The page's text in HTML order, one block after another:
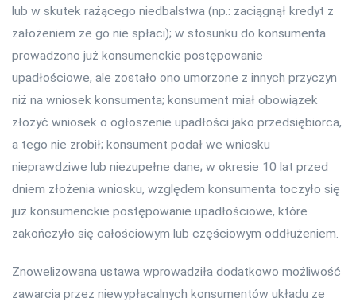
lub w skutek rażącego niedbalstwa (np.: zaciągnął kredyt z
założeniem ze go nie spłaci); w stosunku do konsumenta
prowadzono już konsumenckie postępowanie
upadłościowe, ale zostało ono umorzone z innych przyczyn
niż na wniosek konsumenta; konsument miał obowiązek
złożyć wniosek o ogłoszenie upadłości jako przedsiębiorca,
a tego nie zrobił; konsument podał we wniosku
nieprawdziwe lub niezupełne dane; w okresie 10 lat przed
dniem złożenia wniosku, względem konsumenta toczyło się
już konsumenckie postępowanie upadłościowe, które
zakończyło się całościowym lub częściowym oddłużeniem.
Znowelizowana ustawa wprowadziła dodatkowo możliwość
zawarcia przez niewypłacalnych konsumentów układu ze